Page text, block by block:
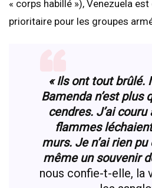
« corps habillé »), Venezuela
prioritaire pour les groupes
« Ils ont tout brûlé.
Bamenda n’est plus
cendres. J’ai
flammes
murs. Je n’ai rien
même un souvenir
nous confie-t-elle, la